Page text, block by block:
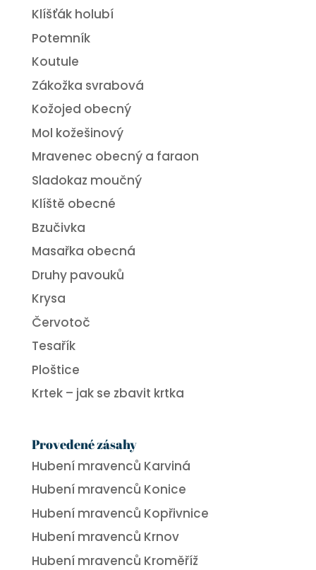
Klíšťák holubí
Potemník
Koutule
Zákožka svrabová
Kožojed obecný
Mol kožešinový
Mravenec obecný a faraon
Sladokaz moučný
Klíště obecné
Bzučivka
Masařka obecná
Druhy pavouků
Krysa
Červotoč
Tesařík
Ploštice
Krtek – jak se zbavit krtka
Provedené zásahy
Hubení mravenců Karviná
Hubení mravenců Konice
Hubení mravenců Kopřivnice
Hubení mravenců Krnov
Hubení mravenců Kroměříž